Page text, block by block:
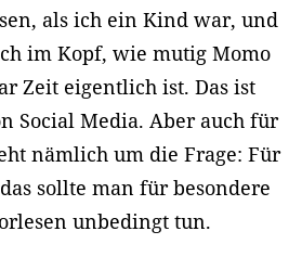
als ich ein Kind war, und
im Kopf, wie mutig Momo
Zeit eigentlich ist. Das ist
Social Media. Aber auch für
nämlich um die Frage: Für
sollte man für besondere
unbedingt tun.